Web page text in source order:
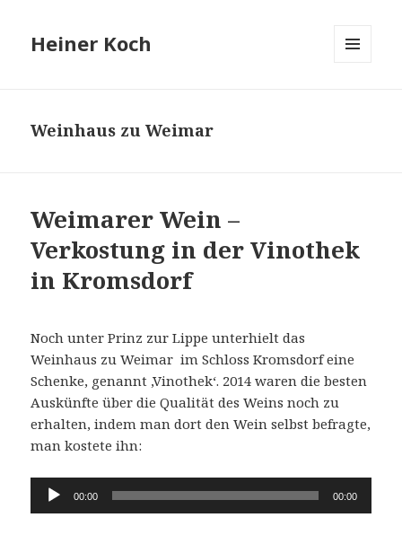
Heiner Koch
Weinhaus zu Weimar
Weimarer Wein –
Verkostung in der Vinothek
in Kromsdorf
Noch unter Prinz zur Lippe unterhielt das
Weinhaus zu Weimar im Schloss Kromsdorf eine
Schenke, genannt ,Vinothek‘. 2014 waren die besten
Auskünfte über die Qualität des Weins noch zu
erhalten, indem man dort den Wein selbst befragte,
man kostete ihn:
Audio-
00:00 00:00